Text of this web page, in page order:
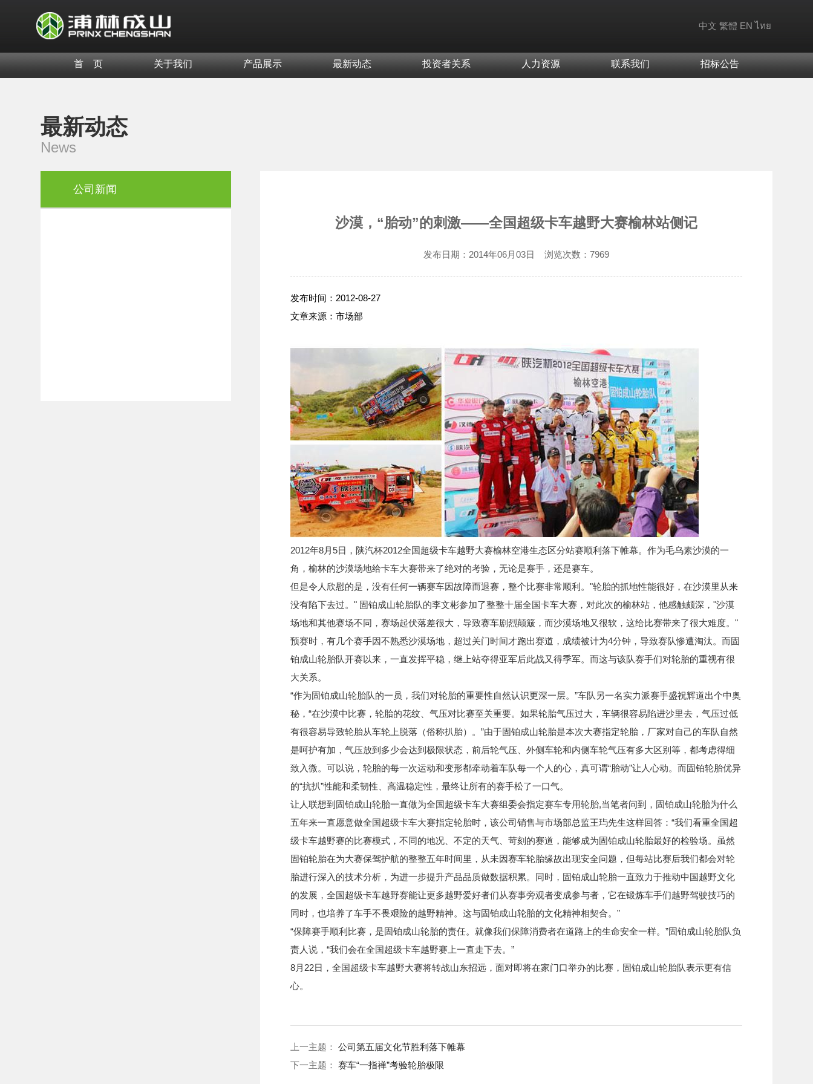
中文 繁體 EN ไทย
首 页 关于我们 产品展示 最新动态 投资者关系 人力资源 联系我们 招标公告
最新动态
News
公司新闻
沙漠，“胎动”的刺激——全国超级卡车越野大赛榆林站侧记
发布日期： 2014年06月03日 浏览次数： 7969
发布时间：2012-08-27
文章来源：市场部
2012年8月5日，陕汽杯2012全国超级卡车越野大赛榆林空港生态区分站赛顺利落下帷幕。作为毛乌素沙漠的一
角，榆林的沙漠场地给卡车大赛带来了绝对的考验，无论是赛手，还是赛车。
但是令人欣慰的是，没有任何一辆赛车因故障而退赛，整个比赛非常顺利。"轮胎的抓地性能很好，在沙漠里从来
没有陷下去过。" 固铂成山轮胎队的李文彬参加了整整十届全国卡车大赛，对此次的榆林站，他感触颇深，"沙漠
场地和其他赛场不同，赛场起伏落差很大，导致赛车剧烈颠簸，而沙漠场地又很软，这给比赛带来了很大难度。"
预赛时，有几个赛手因不熟悉沙漠场地，超过关门时间才跑出赛道，成绩被计为4分钟，导致赛队惨遭淘汰。而固
铂成山轮胎队开赛以来，一直发挥平稳，继上站夺得亚军后此战又得季军。而这与该队赛手们对轮胎的重视有很
大关系。
“作为固铂成山轮胎队的一员，我们对轮胎的重要性自然认识更深一层。”车队另一名实力派赛手盛祝辉道出个中奥
秘，“在沙漠中比赛，轮胎的花纹、气压对比赛至关重要。如果轮胎气压过大，车辆很容易陷进沙里去，气压过低
有很容易导致轮胎从车轮上脱落（俗称扒胎）。”由于固铂成山轮胎是本次大赛指定轮胎，厂家对自己的车队自然
是呵护有加，气压放到多少会达到极限状态，前后轮气压、外侧车轮和内侧车轮气压有多大区别等，都考虑得细
致入微。可以说，轮胎的每一次运动和变形都牵动着车队每一个人的心，真可谓“胎动”让人心动。而固铂轮胎优异
的“抗扒”性能和柔韧性、高温稳定性，最终让所有的赛手松了一口气。
让人联想到固铂成山轮胎一直做为全国超级卡车大赛组委会指定赛车专用轮胎,当笔者问到，固铂成山轮胎为什么
五年来一直愿意做全国超级卡车大赛指定轮胎时，该公司销售与市场部总监王玙先生这样回答：“我们看重全国超
级卡车越野赛的比赛模式，不同的地况、不定的天气、苛刻的赛道，能够成为固铂成山轮胎最好的检验场。虽然
固铂轮胎在为大赛保驾护航的整整五年时间里，从未因赛车轮胎缘故出现安全问题，但每站比赛后我们都会对轮
胎进行深入的技术分析，为进一步提升产品品质做数据积累。同时，固铂成山轮胎一直致力于推动中国越野文化
的发展，全国超级卡车越野赛能让更多越野爱好者们从赛事旁观者变成参与者，它在锻炼车手们越野驾驶技巧的
同时，也培养了车手不畏艰险的越野精神。这与固铂成山轮胎的文化精神相契合。”
“保障赛手顺利比赛，是固铂成山轮胎的责任。就像我们保障消费者在道路上的生命安全一样。”固铂成山轮胎队负
责人说，“我们会在全国超级卡车越野赛上一直走下去。”
8月22日，全国超级卡车越野大赛将转战山东招远，面对即将在家门口举办的比赛，固铂成山轮胎队表示更有信
心。
上一主题：公司第五届文化节胜利落下帷幕
下一主题：赛车“一指禅”考验轮胎极限